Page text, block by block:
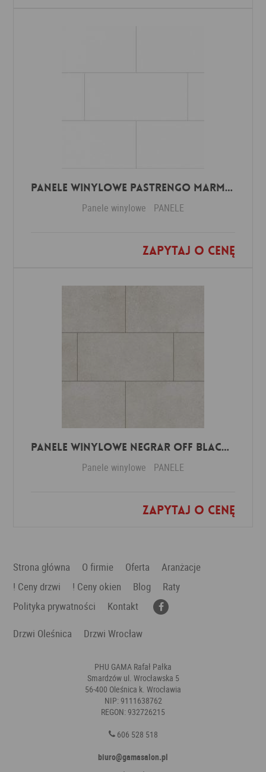
Panele winylowe Pastrengo marmor beige 57590 Klasa 34 3 mm
Panele winylowe PANELE
Zapytaj o cenę
Dodaj do ulubionych
Panele winylowe Negrar off black 57614 Klasa 34 3 mm
Panele winylowe PANELE
Zapytaj o cenę
Dodaj do ulubionych
Strona główna O firmie Oferta
Aranżacje
! Ceny drzwi
! Ceny okien Blog
Raty
Polityka prywatności
Kontakt
Drzwi Oleśnica
Drzwi Wrocław
PHU GAMA Rafał Pałka
Smardzów ul. Wrocławska 5
56-400 Oleśnica k. Wrocławia
NIP: 9111638762
REGON: 932726215
606 528 518
biuro@gamasalon.pl